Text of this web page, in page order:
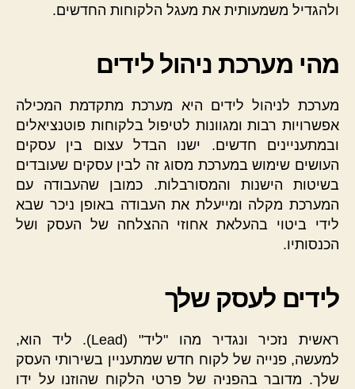
ולהגדיל משמעותית את מעגל הלקוחות החדשים.
מהי מערכת ניהול לידים
מערכת לניהול לידים היא מערכת מתקדמת המכילה
אפשרויות רבות ומגוונות לטיפול בלקוחות פוטנציאלים
ובמתעניינים חדשים. ישנו הבדל עצום בין עסקים
העושים שימוש במערכת מסוג זה לבין עסקים שעובדים
בשיטות הישנות והמסורבלות. כמובן שהעבודה עם
המערכת מקלה ומייעלת את העבודה באופן ניכר שבא
לידי ביטוי בהעלאת אחוזי ההצלחה של העסק ושל
הכנסותיו.
לידים לעסק שלך
ראשית נזכיר ונגדיר מהו "ליד" (Lead). ליד הוא,
למעשה, פנייה של לקוח חדש שמתעניין בשירותי העסק
שלך. מדובר בהפניה של פרטי הלקוח שהוזנו על ידו